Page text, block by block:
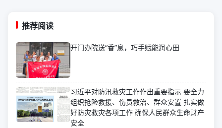
推荐阅读
开门办院送“香”息，巧手赋能润心田
习近平对防汛救灾工作作出重要指示 要全力
组织抢险救援、伤员救治、群众安置 扎实做
好防灾救灾各项工作 确保人民群众生命财产
安全